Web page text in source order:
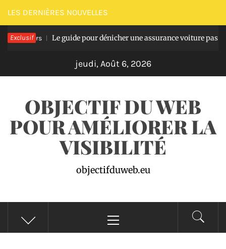
Passer
au
contenu
LES DERNIÈRES NOUVELLES
ExclusifLe guide pour dénicher une assurance voiture pas chère et
jeudi, Août 6, 2026
OBJECTIF DU WEB
POUR AMÉLIORER LA
VISIBILITÉ
objectifduweb.eu
principal